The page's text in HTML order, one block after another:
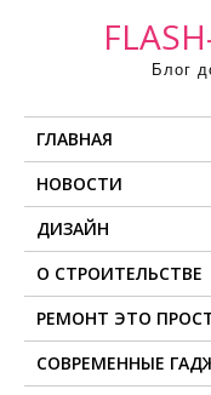
Блог
ГЛАВНАЯ
НОВОСТИ
ДИЗАЙН
О СТРОИТЕЛЬСТВЕ
РЕМОНТ ЭТО
СОВРЕМЕННЫЕ